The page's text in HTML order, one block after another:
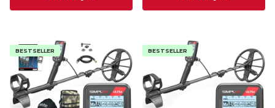
BESTSELLER BESTSELLER